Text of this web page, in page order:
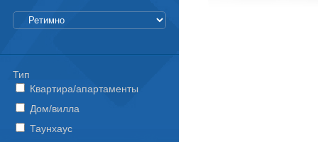
Тип
Квартира/апартаменты
Дом/вилла
Таунхаус